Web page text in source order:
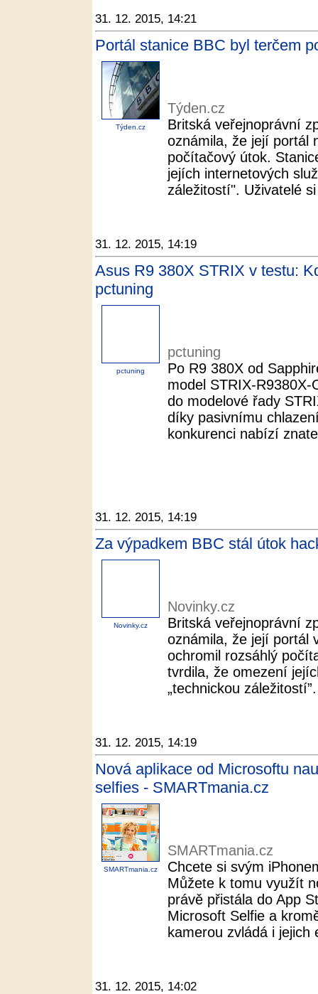
31. 12. 2015, 14:21
Portál stanice BBC byl terčem
Týden.cz
Týden.cz
Britská veřejnoprávní
oznámila, že její portál
počítačový útok.
jejích internetových
záležitostí". Uživatelé
31. 12. 2015, 14:19
Asus R9 380X STRIX v testu:
pctuning
pctuning
pctuning
Po R9 380X od
model STRIX-
do modelové řady
díky pasivnímu
konkurenci nabízí
31. 12. 2015, 14:19
Za výpadkem BBC stál útok
Novinky.cz
Novinky.cz
Britská veřejnoprávní
oznámila, že její portál
ochromil rozsáhlý
tvrdila, že omezení
„technickou
31. 12. 2015, 14:19
Nová aplikace od Microsoftu
selfies - SMARTmania.cz
SMARTmania.cz
SMARTmania.cz
Chcete si svým
Můžete k tomu využít
právě přistála do App
Microsoft Selfie a
kamerou zvládá i
31. 12. 2015, 14:02